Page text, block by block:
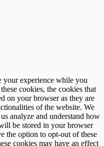
your experience while you
cookies, the cookies that
on your browser as they are
of the website. We
analyze and understand how
be stored in your browser
the option to opt-out of these
cookies may have an effect